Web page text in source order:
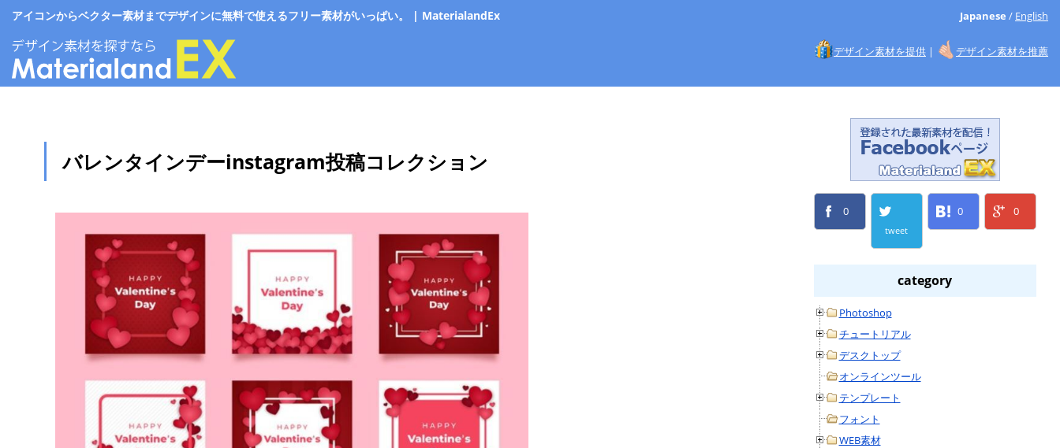
アイコンからベクター素材までデザインに無料で使えるフリー素材がいっぱい。 | MaterialandEx Japanese / English
デザイン素材を提供 | デザイン素材を推薦
バレンタインデーinstagram投稿コレクション
0
tweet
0 0
category
Photoshop
チュートリアル
デスクトップ
オンラインツール
テンプレート
フォント
WEB素材